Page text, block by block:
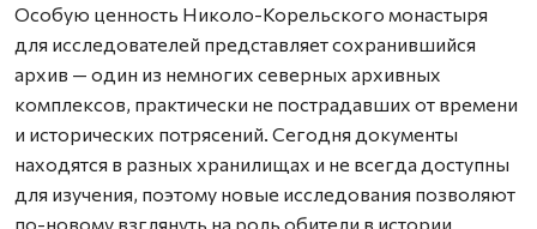
Особую ценность Николо-Корельского монастыря
для исследователей представляет сохранившийся
архив — один из немногих северных архивных
комплексов, практически не пострадавших от времени
и исторических потрясений. Сегодня документы
находятся в разных хранилищах и не всегда доступны
для изучения, поэтому новые исследования позволяют
по-новому взглянуть на роль обители в истории